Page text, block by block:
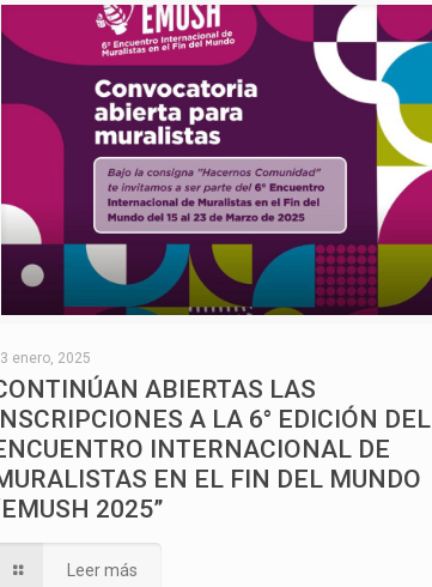
enero, 2025
ABIERTAS LAS
A LA 6° EDICIÓN DEL
INTERNACIONAL DE
EN EL FIN DEL MUNDO
2025”
Leer más